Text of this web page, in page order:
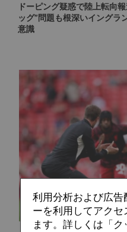
ドーピング疑惑で陸上転向
ッグ”問題も根深いイングラ
意識
利用分析および広告
ーを利用してアク
ます。詳しくは「